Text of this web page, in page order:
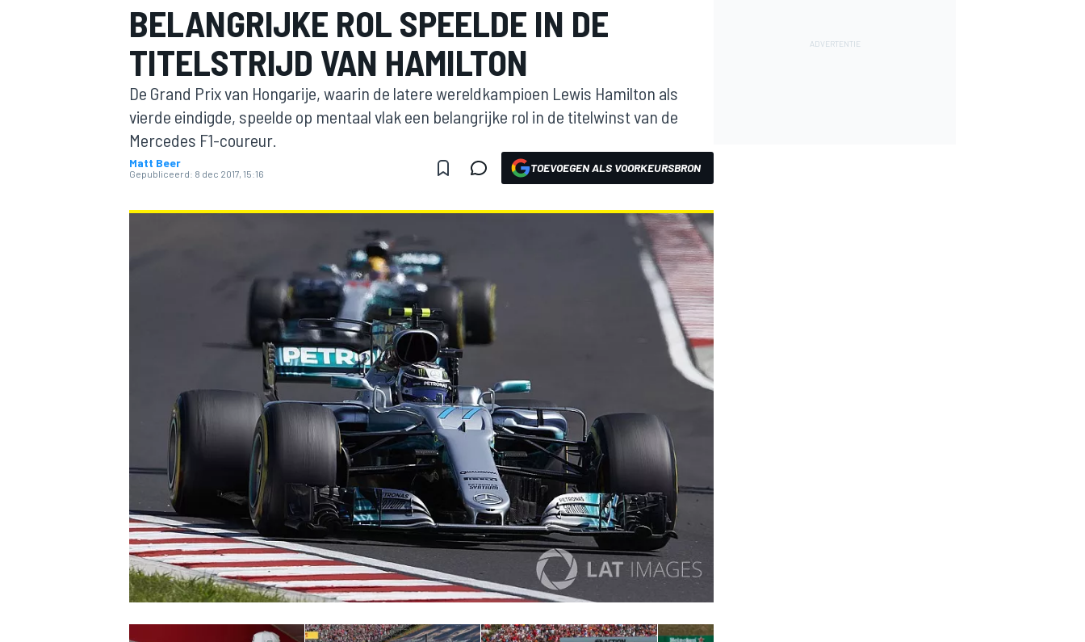
MOTOGP
INDYCAR
BELANGRIJKE ROL SPEELDE IN DE
TITELSTRIJD VAN HAMILTON
De Grand Prix van Hongarije, waarin de latere wereldkampioen Lewis Hamilton als
vierde eindigde, speelde op mentaal vlak een belangrijke rol in de titelwinst van de
Mercedes F1-coureur.
Matt Beer
Gepubliceerd: 8 dec 2017, 15:16 TOEVOEGEN ALS VOORKEURSBRON